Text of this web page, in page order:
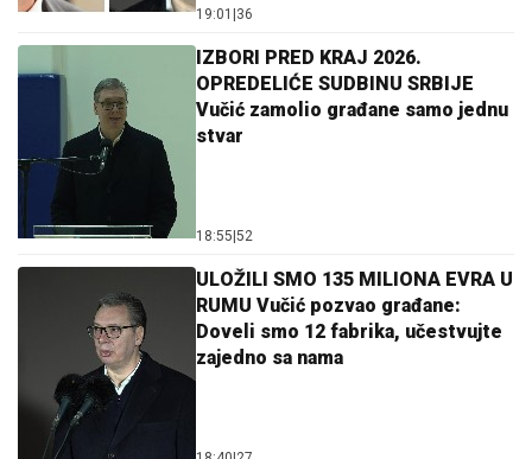
19:01 36
IZBORI PRED KRAJ 2026.
OPREDELIĆE SUDBINU SRBIJE
Vučić zamolio građane samo jednu
stvar
18:55 52
ULOŽILI SMO 135 MILIONA EVRA U
RUMU Vučić pozvao građane:
Doveli smo 12 fabrika, učestvujte
zajedno sa nama